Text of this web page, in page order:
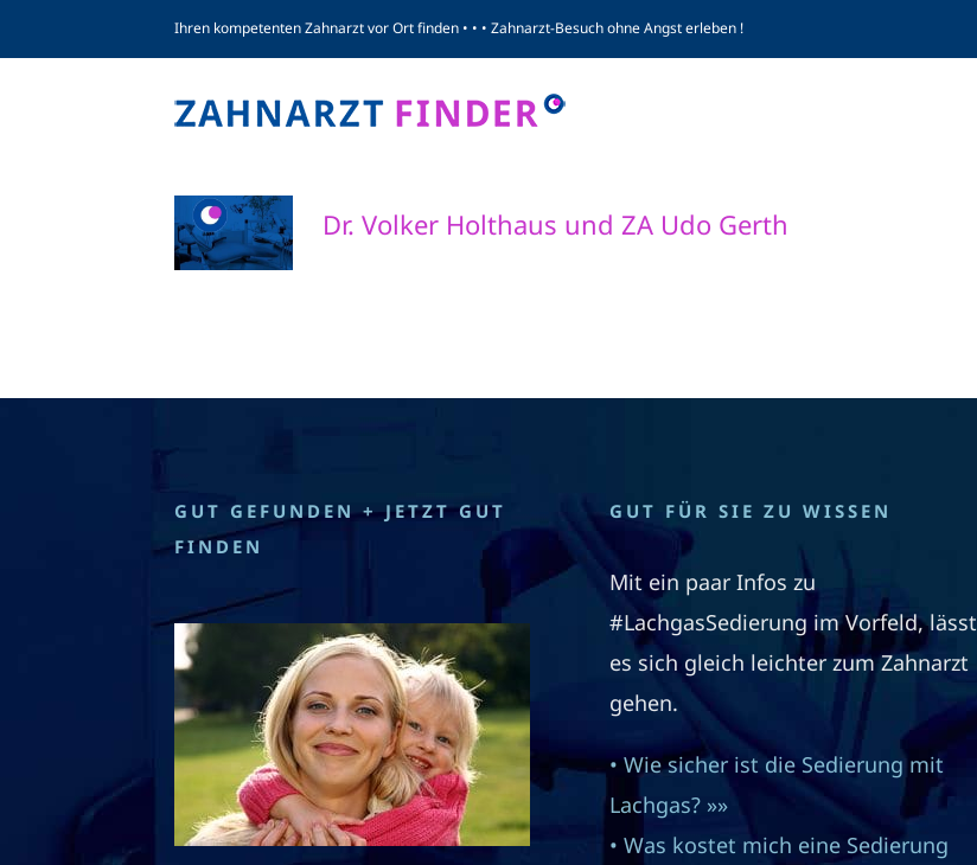
Inhalt
Ihren kompetenten Zahnarzt vor Ort finden • • • Zahnarzt-Besuch ohne Angst erleben !
Dr. Volker Holthaus und ZA Udo Gerth
GUT GEFUNDEN + JETZT GUT
FINDEN
GUT FÜR SIE ZU WISSEN
Mit ein paar Infos zu
#LachgasSedierung im Vorfeld, lässt
es sich gleich leichter zum Zahnarzt
gehen.
• Wie sicher ist die Sedierung mit
Lachgas? »»
• Was kostet mich eine Sedierung